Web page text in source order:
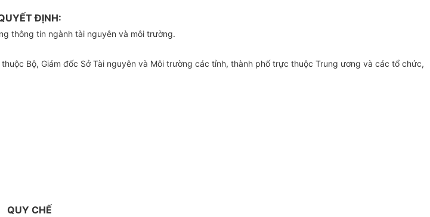
ĐỊNH:
thông tin ngành tài nguyên và môi trường.
Bộ, Giám đốc Sở Tài nguyên và Môi trường các tỉnh, thành phố trực thuộc Trung ương và các tổ chức,
QUY CHẾ